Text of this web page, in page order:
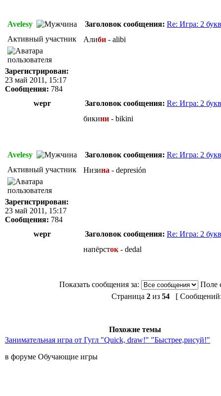
Avelesy Заголовок сообщения: Re: Игра: 2
Активный участник
Зарегистрирован:
23 май 2011, 15:17
Сообщения: 784
Алиби - alibi
wepr Заголовок сообщения: Re: Игра: 2
бикини - bikini
Avelesy Заголовок сообщения: Re: Игра: 2
Активный участник
Зарегистрирован:
23 май 2011, 15:17
Сообщения: 784
Низина - depresión
wepr Заголовок сообщения: Re: Игра: 2
напёрсток - dedal
Показать сообщения за:
Поле
Страница 2 из 54 [
Похожие темы
Занимательная игра от Гугл "Quick, draw!" "Быстрее,рисуй!"
в форуме Обучающие игры